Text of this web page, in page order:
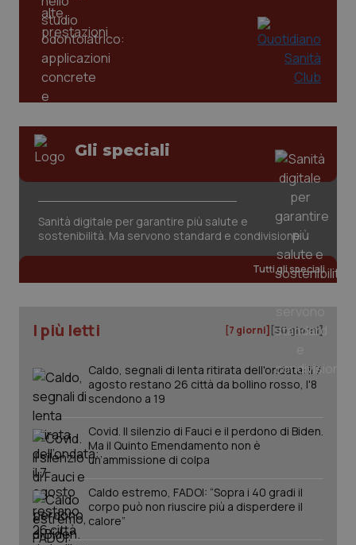
Gli speciali
Sanità digitale per garantire più salute e
sostenibilità. Ma servono standard e condivisione
Tutti gli speciali
I più letti [7 giorni] [30 giorni]
Caldo, segnali di lenta ritirata dell'ondata: il 7
agosto restano 26 città da bollino rosso, l'8
scendono a 19
Covid. Il silenzio di Fauci e il perdono di Biden.
Ma il Quinto Emendamento non è
un’ammissione di colpa
Caldo estremo, FADOI: “Sopra i 40 gradi il
corpo può non riuscire più a disperdere il
calore”
_ga
PHPSESSID
www.quotidianosanita.it